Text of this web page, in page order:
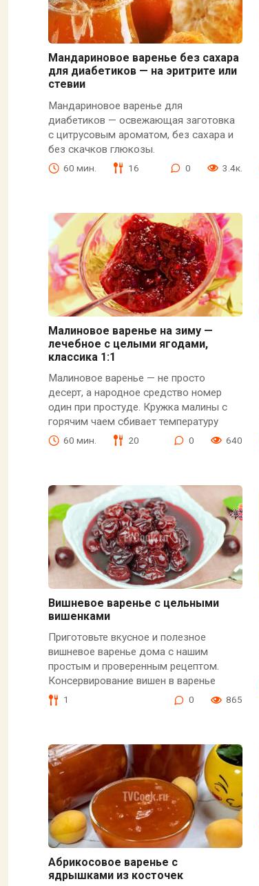
Мандариновое варенье без сахара
для диабетиков — на эритрите или
стевии
Мандариновое варенье для
диабетиков — освежающая заготовка
с цитрусовым ароматом, без сахара и
без скачков глюкозы.
60 мин. 16 0 3.4к.
Малиновое варенье на зиму —
лечебное с целыми ягодами,
классика 1:1
Малиновое варенье — не просто
десерт, а народное средство номер
один при простуде. Кружка малины с
горячим чаем сбивает температуру
60 мин. 20 0 640
Вишневое варенье с цельными
вишенками
Приготовьте вкусное и полезное
вишневое варенье дома с нашим
простым и проверенным рецептом.
Консервирование вишен в варенье
1 0 865
Абрикосовое варенье с
ядрышками из косточек